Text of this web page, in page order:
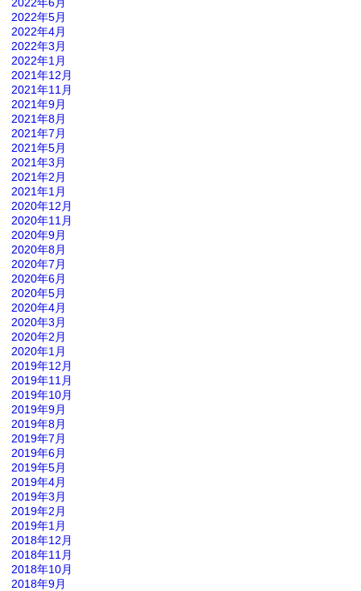
2022年5月
2022年4月
2022年3月
2022年1月
2021年12月
2021年11月
2021年9月
2021年8月
2021年7月
2021年5月
2021年3月
2021年2月
2021年1月
2020年12月
2020年11月
2020年9月
2020年8月
2020年7月
2020年6月
2020年5月
2020年4月
2020年3月
2020年2月
2020年1月
2019年12月
2019年11月
2019年10月
2019年9月
2019年8月
2019年7月
2019年6月
2019年5月
2019年4月
2019年3月
2019年2月
2019年1月
2018年12月
2018年11月
2018年10月
2018年9月